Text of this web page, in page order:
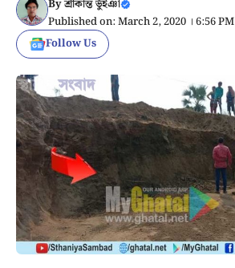
Byশ্রীকান্ত ভুঁইঞা
Published on: March 2, 2020 । 6:56 PM
Follow Us